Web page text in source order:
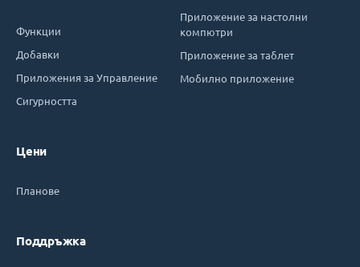
Функции
Добавки
Приложения за Управление
Сигурността
Цени
Планове
Поддръжка
Приложение за настолни
компютри
Приложение за таблет
Мобилно приложение